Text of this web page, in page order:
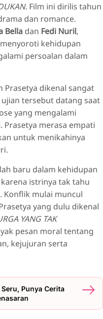
Film ini dirilis tahun
dan romance.
Bella dan Fedi Nuril,
menyoroti kehidupan
persoalan dalam
Prasetya dikenal sangat
tersebut datang saat
yang mengalami
merasa empati
untuk menikahinya
baru dalam kehidupan
istrinya tak tahu
Konflik mulai muncul
yang dulu dikenal
YANG TAK
pesan moral tentang
kejujuran serta
Punya Cerita